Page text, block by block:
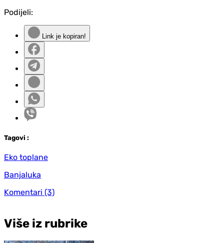
Podijeli:
Link je kopiran!
Tagovi :
Eko toplane
Banjaluka
Komentari (3)
Više iz rubrike